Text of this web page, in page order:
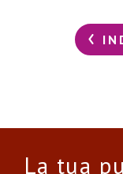
La tua